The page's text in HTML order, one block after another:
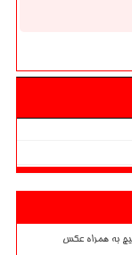
به همراه عکس